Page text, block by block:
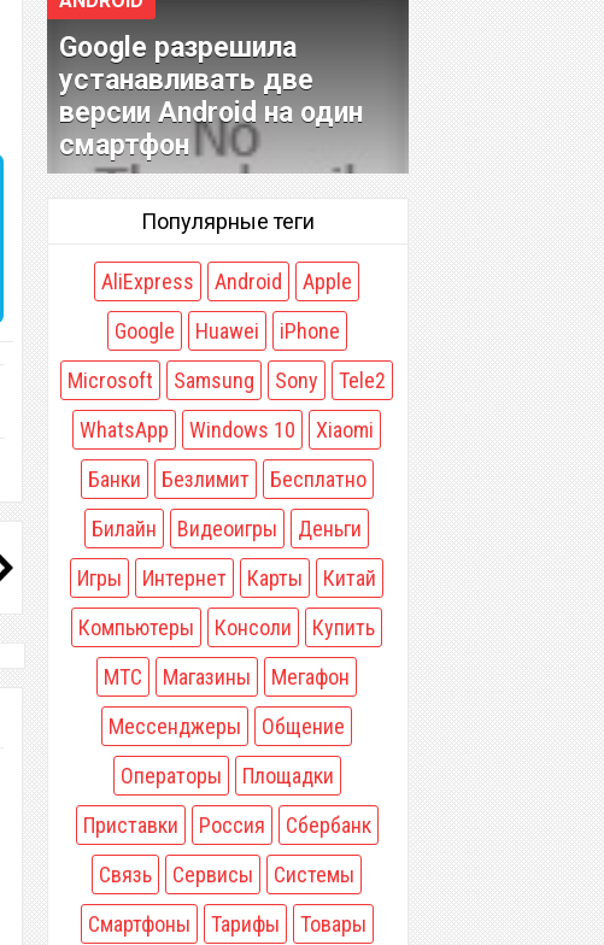
Google разрешила
устанавливать две
версии Android на один
смартфон
Популярные теги
AliExpress Android
Apple
Google
Huawei
iPhone
Microsoft
Samsung Sony
Tele2
WhatsApp
Windows 10
Xiaomi
Банки
Безлимит
Бесплатно
Билайн
Видеоигры
Деньги
Игры
Интернет Карты
Китай
Компьютеры
Консоли
Купить
МТС
Магазины
Мегафон
Мессенджеры
Общение
Операторы
Площадки
Приставки
Россия
Сбербанк
Связь
Сервисы
Системы
Смартфоны
Тарифы
Товары